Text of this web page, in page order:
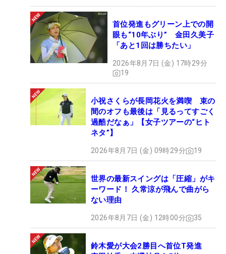
首位発進もグリーン上での開
眼も“10年ぶり” 金田久美子
「あと1回は勝ちたい」
2026年8月7日 (金) 17時29分
19
小祝さくらが長岡花火を満喫 束の
間のオフも最後は「見るってすごく
過酷だなぁ」【女子ツアーの“ヒト
ネタ”】
2026年8月7日 (金) 09時29分 19
世界の最新スイングは「圧縮」がキ
ーワード！ 久常涼が飛んで曲がら
ない理由
2026年8月7日 (金) 12時00分 35
鈴木愛が大会2勝目へ首位T発進